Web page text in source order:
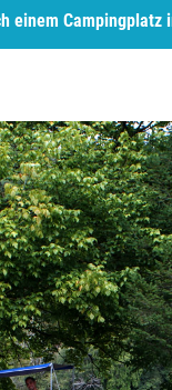
einem Campingplatz